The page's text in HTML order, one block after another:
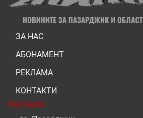
ЗА НАС
АБОНАМЕНТ
РЕКЛАМА
КОНТАКТИ
РЕКЛАМА